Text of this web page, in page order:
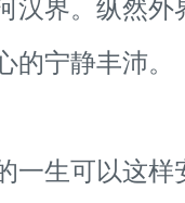
宁静丰沛。
生可以这样